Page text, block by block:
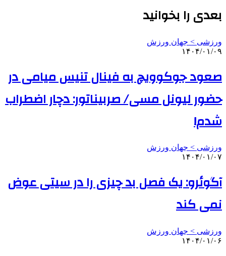
بعدی را بخوانید
ورزشی > جهان ورزش
۱۴۰۴/۰۱/۰۹
صعود جوکوویچ به فینال تنیس میامی در
حضور لیونل مسی/ صربیناتور: دچار اضطراب
شدم!
ورزشی > جهان ورزش
۱۴۰۴/۰۱/۰۷
آگوئرو: یک فصل بد چیزی را در سیتی عوض
نمی کند
ورزشی > جهان ورزش
۱۴۰۴/۰۱/۰۶